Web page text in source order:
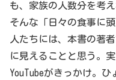
も、家族の人数分を考
そんな「日々の食事に
人たちには、本書の著
に見えることと思う。
YouTubeがきっかけ。